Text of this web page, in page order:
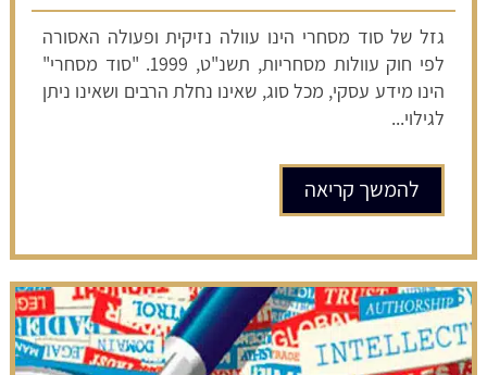
גזל של סוד מסחרי הינו עוולה נזיקית ופעולה האסורה
לפי חוק עוולות מסחריות, תשנ"ט, 1999. "סוד מסחרי"
הינו מידע עסקי, מכל סוג, שאינו נחלת הרבים ושאינו ניתן
לגילוי...
להמשך קריאה